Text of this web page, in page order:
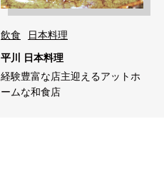
飲食
日本料理
平川 日本料理
経験豊富な店主迎えるアットホ
ームな和食店